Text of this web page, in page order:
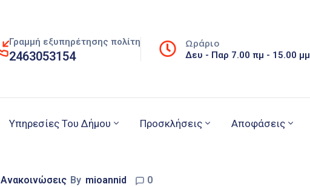
Γραμμή εξυπηρέτησης πολίτη
2463053154
Ωράριο
Δευ - Παρ 7.00 πμ - 15.00 μμ
Υπηρεσίες Του Δήμου Προσκλήσεις Αποφάσεις
Ανακοινώσεις By mioannid 0